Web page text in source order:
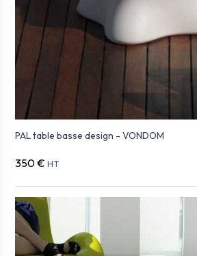
PAL table basse design - VONDOM
350 € HT